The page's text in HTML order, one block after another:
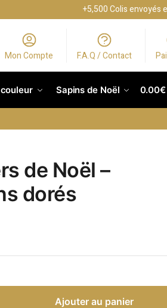
+5,500 Colis envoyés
Mon Compte F.A.Q / Contact
Sapins de Noël 0.00€
de Noël –
dorés
Ajouter au panier